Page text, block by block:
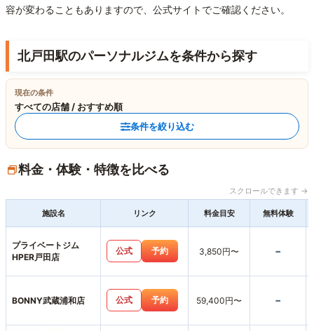
容が変わることもありますので、公式サイトでご確認ください。
北戸田駅のパーソナルジムを条件から探す
現在の条件
すべての店舗 / おすすめ順
条件を絞り込む
料金・体験・特徴を比べる
スクロールできます →
施設名 リンク 料金目安 無料体験
プライベートジム
HPER戸田店
公式 予約 3,850円〜 -
BONNY武蔵浦和店 公式 予約 59,400円〜 -